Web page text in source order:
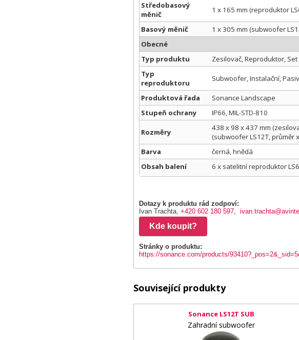
Středobasový
měnič
1 x 165 mm (reproduktor
Basový měnič
1 x 305 mm (subwoofer
Obecné
Typ produktu
Zesilovač, Reproduktor, Set
Typ
reproduktoru
Subwoofer, Instalační,
Produktová řada
Sonance Landscape
Stupeň ochrany
IP66, MIL-STD-810
Rozměry
438 x 98 x 437 mm
(subwoofer LS12T, průměr
Barva
černá, hnědá
Obsah balení
6 x satelitní reproduktor
Dotazy k produktu rád zodpoví:
Ivan Trachta, +420 602 180 597,
Kde koupit?
Stránky o produktu:
https://sonance.com/products/
Související produkty
Sonance LS12T SUB
Zahradní subwoofer